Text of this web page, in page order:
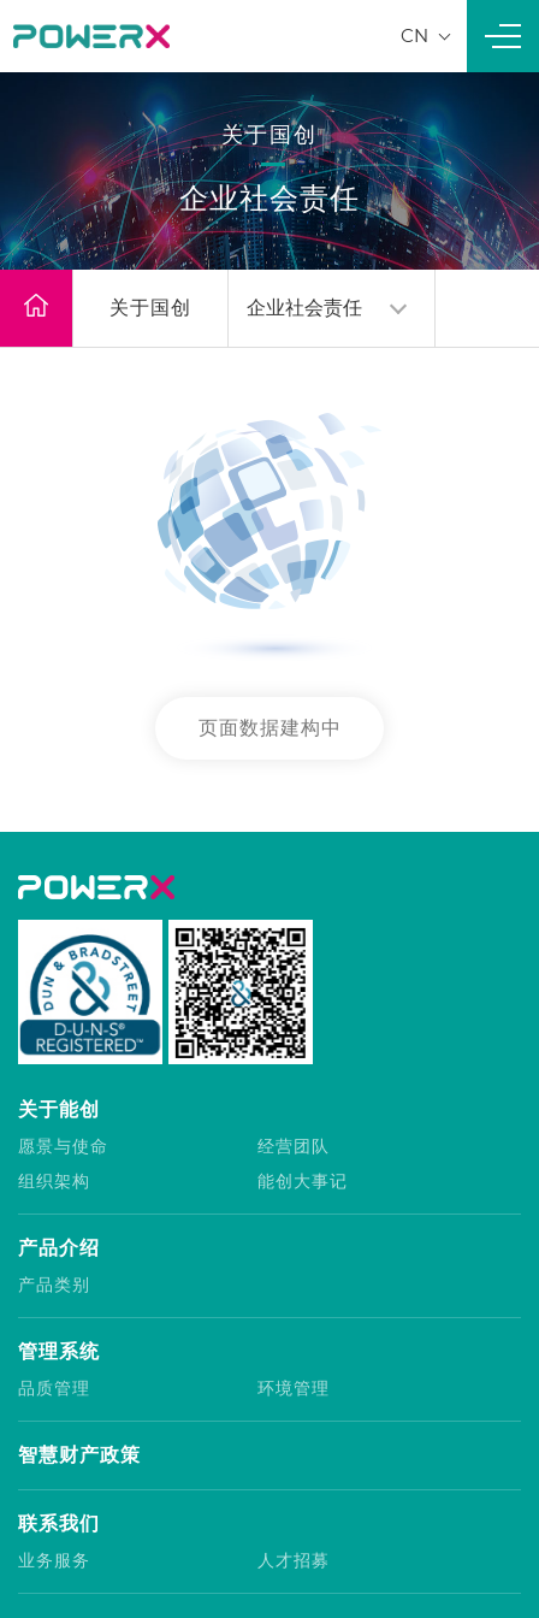
CN
关于国创
企业社会责任
关于国创 企业社会责任
页面数据建构中
关于能创
愿景与使命
经营团队
组织架构
能创大事记
产品介绍
产品类别
管理系统
品质管理 环境管理
智慧财产政策
联系我们
业务服务 人才招募